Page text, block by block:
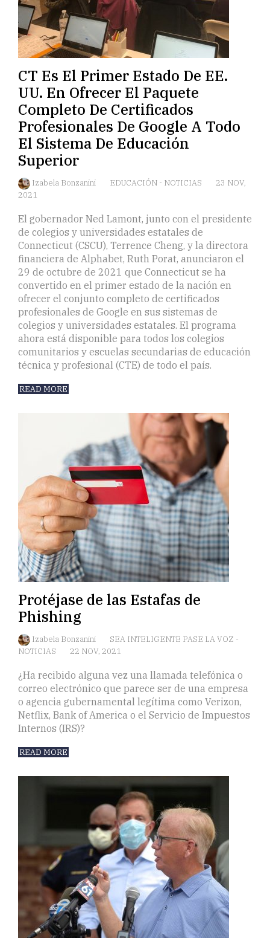
CT Es El Primer Estado De EE.
UU. En Ofrecer El Paquete
Completo De Certificados
Profesionales De Google A Todo
El Sistema De Educación
Superior
Izabela Bonzanini EDUCACIÓN - NOTICIAS
23 NOV,
2021
El gobernador Ned Lamont, junto con el presidente
de colegios y universidades estatales de
Connecticut (CSCU), Terrence Cheng, y la directora
financiera de Alphabet, Ruth Porat, anunciaron el
29 de octubre de 2021 que Connecticut se ha
convertido en el primer estado de la nación en
ofrecer el conjunto completo de certificados
profesionales de Google en sus sistemas de
colegios y universidades estatales. El programa
ahora está disponible para todos los colegios
comunitarios y escuelas secundarias de educación
técnica y profesional (CTE) de todo el país.
READ MORE
Protéjase de las Estafas de
Phishing
Izabela Bonzanini SEA INTELIGENTE PASE LA VOZ -
NOTICIAS
22 NOV, 2021
¿Ha recibido alguna vez una llamada telefónica o
correo electrónico que parece ser de una empresa
o agencia gubernamental legítima como Verizon,
Netflix, Bank of America o el Servicio de Impuestos
Internos (IRS)?
READ MORE